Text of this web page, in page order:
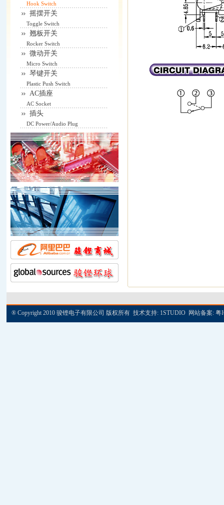
Hook Switch
摇摆开关
Toggle Switch
翘板开关
Rocker Switch
微动开关
Micro Switch
琴键开关
Plastic Push Switch
AC插座
AC Socket
插头
DC Power/Audio Plug
® Copyright 2010 骏铿电子有限公司 版权所有 技术支持: 1STUDIO网站备案: 粤